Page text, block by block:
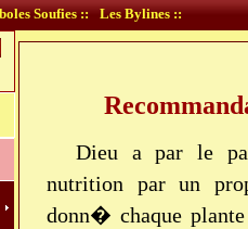
Soufies :: Les Bylines ::
Dieu a par le
nutrition par un
donn� chaque